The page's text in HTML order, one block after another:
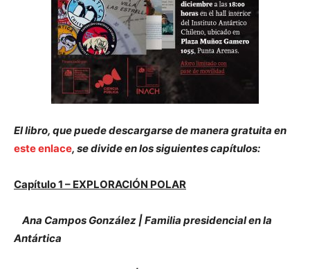
El libro, que puede descargarse de manera gratuita en
este enlace, se divide en los siguientes capítulos:
Capítulo 1 – EXPLORACIÓN POLAR
Ana Campos González | Familia presidencial en la
Antártica